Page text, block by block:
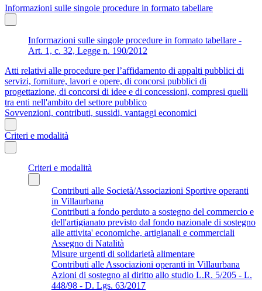
Informazioni sulle singole procedure in formato tabellare
Informazioni sulle singole procedure in formato tabellare -
Art. 1, c. 32, Legge n. 190/2012
Atti relativi alle procedure per l’affidamento di appalti pubblici di
servizi, forniture, lavori e opere, di concorsi pubblici di
progettazione, di concorsi di idee e di concessioni, compresi quelli
tra enti nell'ambito del settore pubblico
Sovvenzioni, contributi, sussidi, vantaggi economici
Criteri e modalità
Criteri e modalità
Contributi alle Società/Associazioni Sportive operanti
in Villaurbana
Contributi a fondo perduto a sostegno del commercio e
dell'artigianato previsto dal fondo nazionale di sostegno
alle attivita' economiche, artigianali e commerciali
Assegno di Natalità
Misure urgenti di solidarietà alimentare
Contributi alle Associazioni operanti in Villaurbana
Azioni di sostegno al diritto allo studio L.R. 5/205 - L.
448/98 - D. Lgs. 63/2017